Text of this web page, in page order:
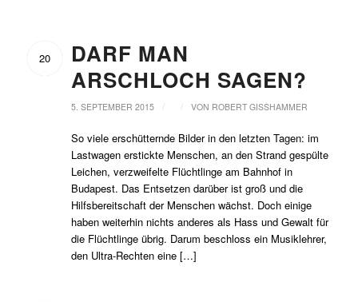
20
DARF MAN
ARSCHLOCH SAGEN?
5. SEPTEMBER 2015 VON ROBERT GISSHAMMER
So viele erschütternde Bilder in den letzten Tagen: im
Lastwagen erstickte Menschen, an den Strand gespülte
Leichen, verzweifelte Flüchtlinge am Bahnhof in
Budapest. Das Entsetzen darüber ist groß und die
Hilfsbereitschaft der Menschen wächst. Doch einige
haben weiterhin nichts anderes als Hass und Gewalt für
die Flüchtlinge übrig. Darum beschloss ein Musiklehrer,
den Ultra-Rechten eine […]